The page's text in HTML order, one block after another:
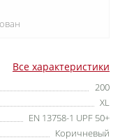
Все характеристики
200
XL
EN 13758-1 UPF 50+
Коричневый